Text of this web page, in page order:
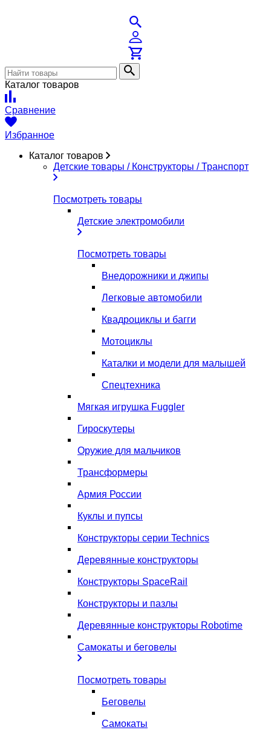
Каталог товаров
Сравнение
Избранное
Каталог товаров
Детские товары / Конструкторы / Транспорт
Посмотреть товары
Детские электромобили
Посмотреть товары
Внедорожники и джипы
Легковые автомобили
Квадроциклы и багги
Мотоциклы
Каталки и модели для малышей
Спецтехника
Мягкая игрушка Fuggler
Гироскутеры
Оружие для мальчиков
Трансформеры
Армия России
Куклы и пупсы
Конструкторы серии Technics
Деревянные конструкторы
Конструкторы SpaceRail
Конструкторы и пазлы
Деревянные конструкторы Robotime
Самокаты и беговелы
Посмотреть товары
Беговелы
Самокаты